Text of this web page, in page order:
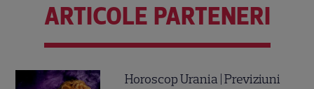
ARTICOLE PARTENERI
Horoscop Urania | Previziuni